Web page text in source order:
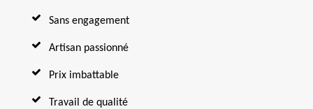
Sans engagement
Artisan passionné
Prix imbattable
Travail de qualité